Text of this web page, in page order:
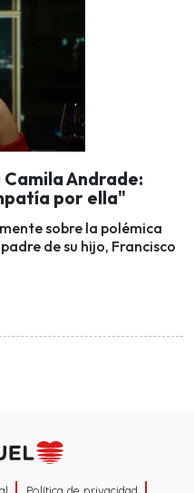
Andrade:
por ella"
sobre la polémica
de su hijo, Francisco